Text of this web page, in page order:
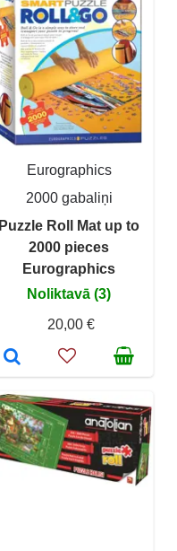
Eurographics
2000 gabaliņi
Puzzle Roll Mat up to
2000 pieces
Eurographics
Noliktavā (3)
20,00 €